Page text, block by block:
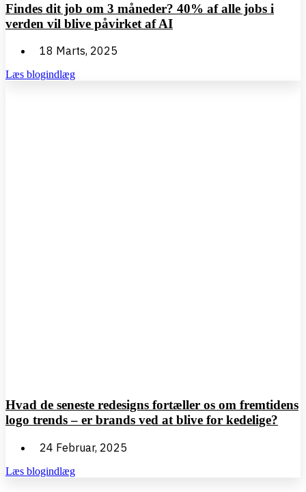
Findes dit job om 3 måneder? 40% af alle jobs i
verden vil blive påvirket af AI
18 Marts, 2025
Læs blogindlæg
Hvad de seneste redesigns fortæller os om fremtidens
logo trends – er brands ved at blive for kedelige?
24 Februar, 2025
Læs blogindlæg